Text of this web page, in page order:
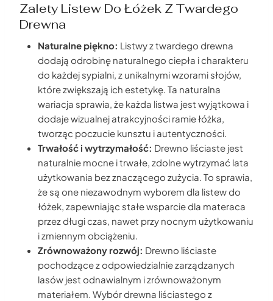
Zalety Listew Do Łóżek Z Twardego
Drewna
Naturalne piękno: Listwy z twardego drewna
dodają odrobinę naturalnego ciepła i charakteru
do każdej sypialni, z unikalnymi wzorami słojów,
które zwiększają ich estetykę. Ta naturalna
wariacja sprawia, że każda listwa jest wyjątkowa i
dodaje wizualnej atrakcyjności ramie łóżka,
tworząc poczucie kunsztu i autentyczności.
Trwałość i wytrzymałość: Drewno liściaste jest
naturalnie mocne i trwałe, zdolne wytrzymać lata
użytkowania bez znaczącego zużycia. To sprawia,
że są one niezawodnym wyborem dla listew do
łóżek, zapewniając stałe wsparcie dla materaca
przez długi czas, nawet przy nocnym użytkowaniu
i zmiennym obciążeniu.
Zrównoważony rozwój: Drewno liściaste
pochodzące z odpowiedzialnie zarządzanych
lasów jest odnawialnym i zrównoważonym
materiałem. Wybór drewna liściastego z